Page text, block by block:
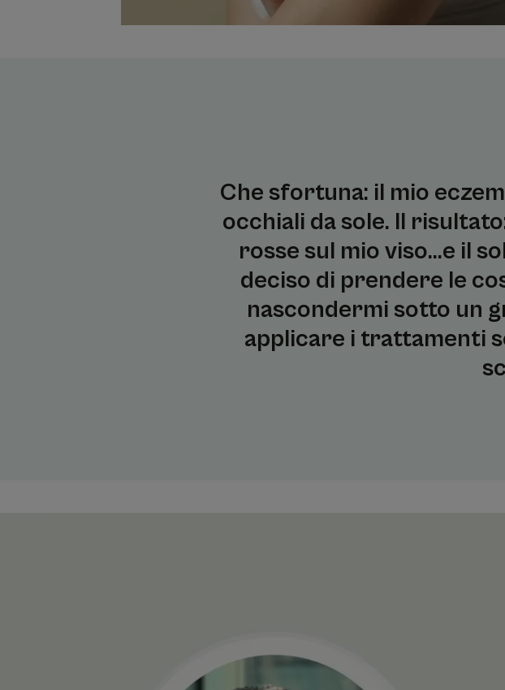
Che sfortuna: il mio
occhiali da sole. Il
rosse sul mio viso...e il
deciso di prendere le
nascondermi sotto un
applicare i trattamenti